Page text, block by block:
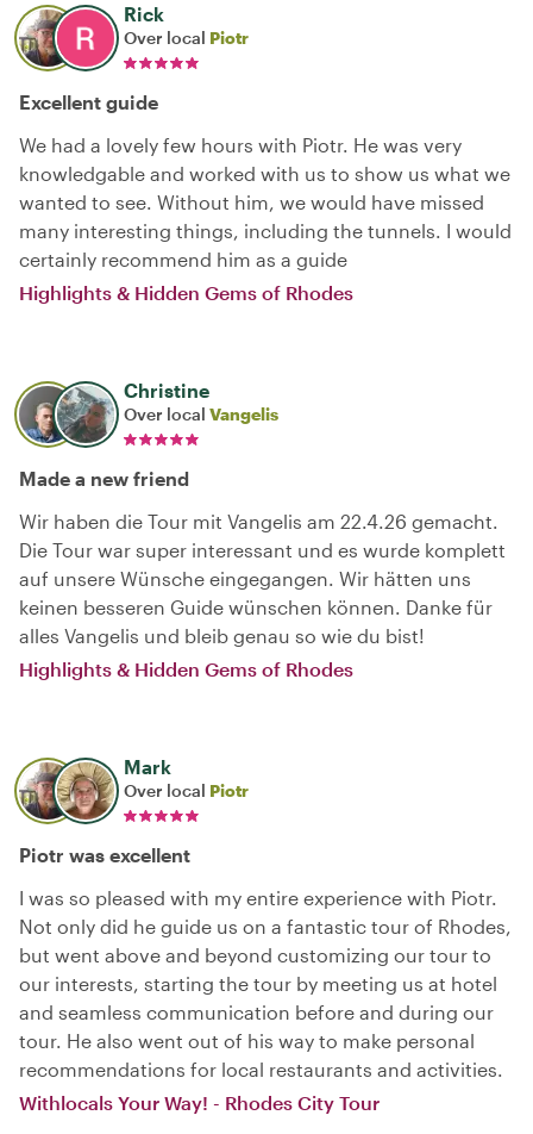
Rick
Over local Piotr
Excellent guide
We had a lovely few hours with Piotr. He was very
knowledgable and worked with us to show us what we
wanted to see. Without him, we would have missed
many interesting things, including the tunnels. I would
certainly recommend him as a guide
Highlights & Hidden Gems of Rhodes
Christine
Over local Vangelis
Made a new friend
Wir haben die Tour mit Vangelis am 22.4.26 gemacht.
Die Tour war super interessant und es wurde komplett
auf unsere Wünsche eingegangen. Wir hätten uns
keinen besseren Guide wünschen können. Danke für
alles Vangelis und bleib genau so wie du bist!
Highlights & Hidden Gems of Rhodes
Mark
Over local Piotr
Piotr was excellent
I was so pleased with my entire experience with Piotr.
Not only did he guide us on a fantastic tour of Rhodes,
but went above and beyond customizing our tour to
our interests, starting the tour by meeting us at hotel
and seamless communication before and during our
tour. He also went out of his way to make personal
recommendations for local restaurants and activities.
Withlocals Your Way! - Rhodes City Tour